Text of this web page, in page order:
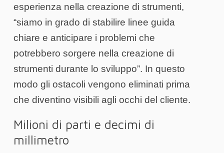
esperienza nella creazione di strumenti,
“siamo in grado di stabilire linee guida
chiare e anticipare i problemi che
potrebbero sorgere nella creazione di
strumenti durante lo sviluppo”. In questo
modo gli ostacoli vengono eliminati prima
che diventino visibili agli occhi del cliente.
Milioni di parti e decimi di
millimetro